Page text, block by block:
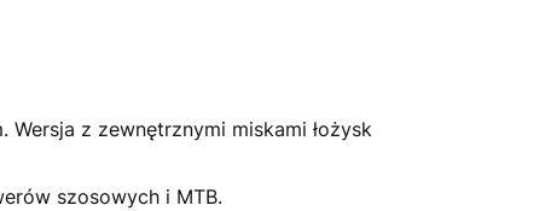
z zewnętrznymi miskami łożysk
szosowych i MTB.